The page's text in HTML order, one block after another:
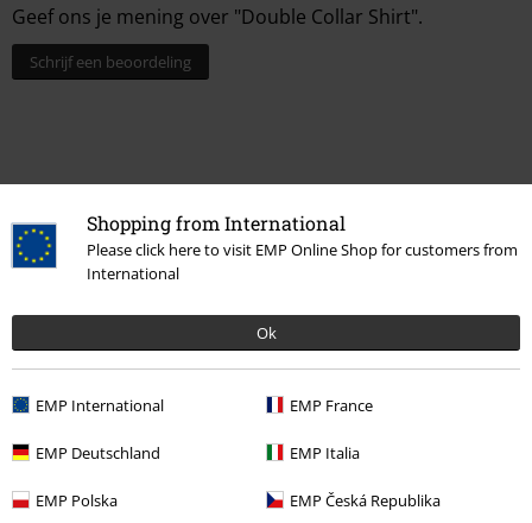
Shopping from International
Please click here to visit EMP Online Shop for customers from
International
Ok
EMP International EMP France
EMP Deutschland EMP Italia
EMP Polska EMP Česká Republika
Geef ons je mening over "Double Collar Shirt".
Schrijf een beoordeling